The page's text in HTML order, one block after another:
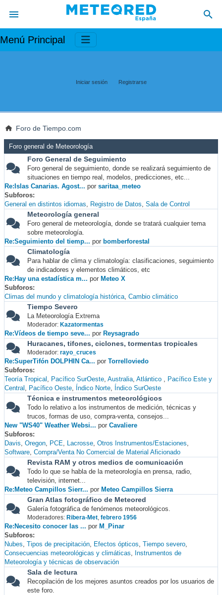
Menú Principal
Iniciar sesión Registrarse
Foro de Tiempo.com
Foro general de Meteorología
Foro General de Seguimiento
Foro general de seguimiento, donde se realizará seguimiento de
situaciones en tiempo real, modelos, predicciones, etc...
Re:Islas Canarias. Agost... por saritaa_meteo
Subforos
General en distintos idiomas
Registro de Datos Sala de Control
Meteorología general
Foro general de meteorología, donde se tratará cualquier tema
sobre meteorología.
Re:Seguimiento del tiemp... por bomberforestal
Climatología
Para hablar de clima y climatología: clasificaciones, seguimiento
de indicadores y elementos climáticos, etc
Re:Hay una estadística m... por Meteo X
Subforos
Climas del mundo y climatología histórica Cambio climático
Tiempo Severo
La Meteorología Extrema
Moderador: Kazatormentas
Re:Vídeos de tiempo seve... por Reysagrado
Huracanes, tifones, ciclones, tormentas tropicales
Moderador: rayo_cruces
Re:SuperTifón DOLPHIN Ca... por Torrelloviedo
Subforos
Teoría Tropical
Pacífico SurOeste Australia Atlántico
Pacífico Este y
Central
Pacífico Oeste Índico Norte Índico SurOeste
Técnica e instrumentos meteorológicos
Todo lo relativo a los instrumentos de medición, técnicas y
trucos, formas de uso, compra-venta, consejos...
New "WS40" Weather Websi... por Cavaliere
Subforos
Davis Oregon PCE Lacrosse Otros Instrumentos/Estaciones
Software Compra/Venta No Comercial de Material Aficionado
Revista RAM y otros medios de comunicación
Todo lo que se habla de la meteorología en prensa, radio,
televisión, internet...
Re:Meteo Campillos Sierr... por Meteo Campillos Sierra
Gran Atlas fotográfico de Meteored
Galería fotográfica de fenómenos meteorológicos.
Moderadores: Ribera-Met, febrero 1956
Re:Necesito conocer las ... por M_Pinar
Subforos
Nubes Tipos de precipitación Efectos ópticos Tiempo severo
Consecuencias meteorológicas y climáticas
Instrumentos de
Meteorología y técnicas de observación
Sala de lectura
Recopilación de los mejores asuntos creados por los usuarios de
este foro.